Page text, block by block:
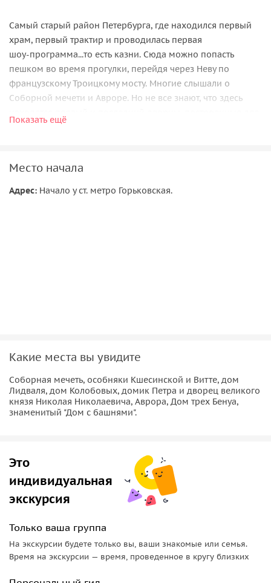
Самый старый район Петербурга, где находился первый
храм, первый трактир и проводилась первая
шоу-программа...то есть казни. Сюда можно попасть
пешком во время прогулки, перейдя через Неву по
французскому Троицкому мосту. Многие слышали о
Соборной мечети и Авроре. Но не все знают, что здесь
Романовых. Здесь удачно обустроили свои особняки две
живет модерн!
Показать ещё
Место начала
Адрес: Начало у ст. метро Горьковская.
Какие места вы увидите
Соборная мечеть, особняки Кшесинской и Витте, дом
Лидваля, дом Колобовых, домик Петра и дворец великого
князя Николая Николаевича, Аврора, Дом трех Бенуа,
знаменитый "Дом с башнями".
Это
индивидуальная
экскурсия
Только ваша группа
На экскурсии будете только вы, ваши знакомые или семья.
Время на экскурсии — время, проведенное в кругу близких